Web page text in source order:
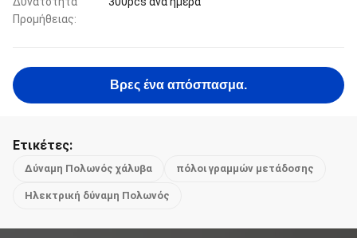
Προμήθειας:
Βρες ένα απόσπασμα.
Ετικέτες:
Δύναμη Πολωνός χάλυβα πόλοι γραμμών μετάδοσης
Ηλεκτρική δύναμη Πολωνός